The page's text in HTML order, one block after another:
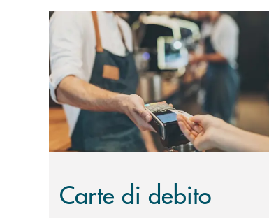
Scopri di più Carte di debito
Carte di debito